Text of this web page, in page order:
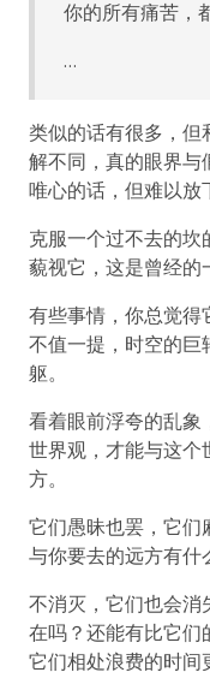
你的所有痛苦，
…
类似的话有很多，但
解不同，真的眼界与
唯心的话，但难以放
克服一个过不去的坎
藐视它，这是曾经的
有些事情，你总觉得
不值一提，时空的巨
躯。
看着眼前浮夸的乱象
世界观，才能与这个
方。
它们愚昧也罢，它们
与你要去的远方有什
不消灭，它们也会消
在吗？还能有比它们
它们相处浪费的时间